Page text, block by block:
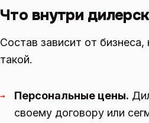
Что внутри
Состав зависит от
такой.
→ Персональные цены.
своему договору или